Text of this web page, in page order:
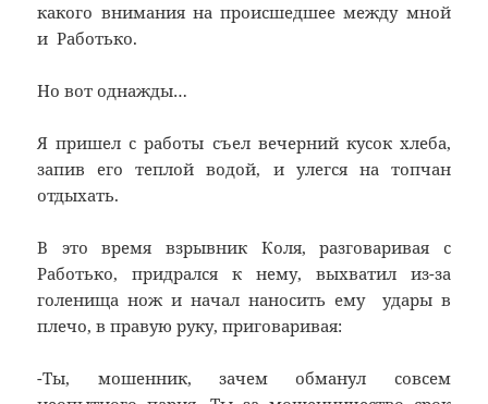
какого внимания на происшедшее между мной
и Работько.
Но вот однажды…
Я пришел с работы съел вечерний кусок хлеба,
запив его теплой водой, и улегся на топчан
отдыхать.
В это время взрывник Коля, разговаривая с
Работько, придрался к нему, выхватил из-за
голенища нож и начал наносить ему удары в
плечо, в правую руку, приговаривая:
-Ты, мошенник, зачем обманул совсем